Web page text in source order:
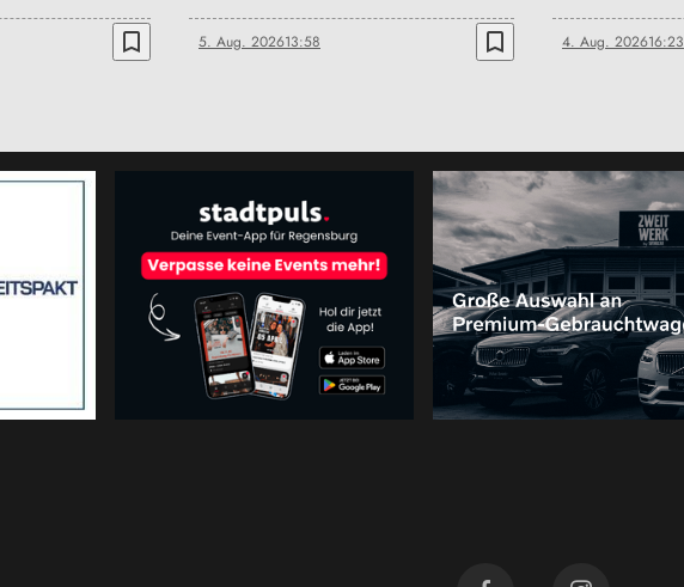
bookmark_border 5. Aug. 202613:58 bookmark_border 4. Aug. 202616:23